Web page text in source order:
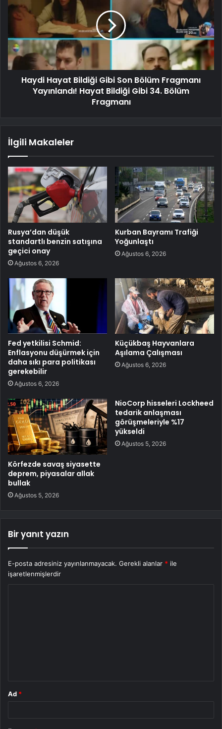
Haydi Hayat Bildiği Gibi Son Bölüm Fragmanı
Yayınlandı! Hayat Bildiği Gibi 34. Bölüm
Fragmanı
İlgili Makaleler
Rusya’dan düşük
standartlı benzin satışına
geçici onay
Ağustos 6, 2026
Kurban Bayramı Trafiği
Yoğunlaştı
Ağustos 6, 2026
Fed yetkilisi Schmid:
Enflasyonu düşürmek için
daha sıkı para politikası
gerekebilir
Ağustos 6, 2026
Küçükbaş Hayvanlara
Aşılama Çalışması
Ağustos 6, 2026
Körfezde savaş siyasette
deprem, piyasalar allak
bullak
Ağustos 5, 2026
NioCorp hisseleri Lockheed
tedarik anlaşması
görüşmeleriyle %17
yükseldi
Ağustos 5, 2026
Bir yanıt yazın
E-posta adresiniz yayınlanmayacak. Gerekli alanlar * ile
işaretlenmişlerdir
Ad *